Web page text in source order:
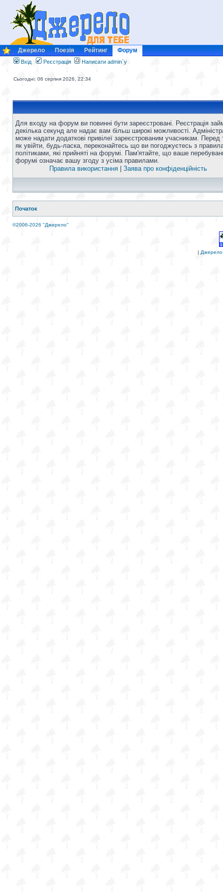
Джерело Поезія Рейтинг Форум
Вхід Реєстрація Написати admin`у
Сьогодні: 06 серпня 2026, 22:34
Для входу на форум ви повинні бути зареєстровані. Реєстрація
декілька секунд але надає вам більш широкі можливості.
може надати додаткові привілеї зареєстрованим учасникам. Перед
як увійти, будь-ласка, переконайтесь що ви погоджуєтесь з
політиками, які прийняті на форумі. Пам'ятайте, що ваше
форумі означає вашу згоду з усіма правилами.
Правила використання
Заява про конфіденційність
Початок
©2006-2026 "Джерело"
| Джерело